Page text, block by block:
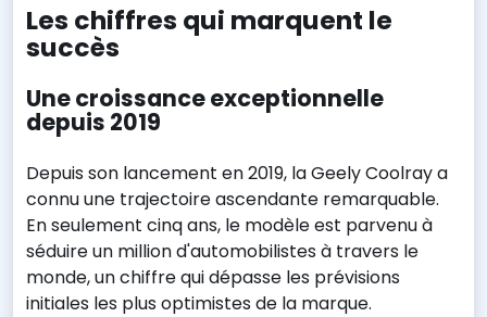
Les chiffres qui marquent le
succès
Une croissance exceptionnelle
depuis 2019
Depuis son lancement en 2019, la Geely Coolray a
connu une trajectoire ascendante remarquable.
En seulement cinq ans, le modèle est parvenu à
séduire un million d'automobilistes à travers le
monde, un chiffre qui dépasse les prévisions
initiales les plus optimistes de la marque.